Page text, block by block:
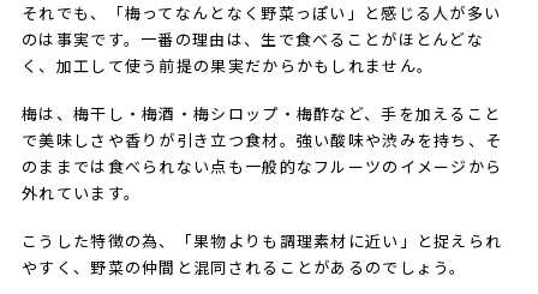
それでも、「梅ってなんとなく野菜っぽい」と感じる人が多い
のは事実です。一番の理由は、生で食べることがほとんどな
く、加工して使う前提の果実だからかもしれません。
梅は、梅干し・梅酒・梅シロップ・梅酢など、手を加えること
で美味しさや香りが引き立つ食材。強い酸味や渋みを持ち、そ
のままでは食べられない点も一般的なフルーツのイメージから
外れています。
こうした特徴の為、「果物よりも調理素材に近い」と捉えられ
やすく、野菜の仲間と混同されることがあるのでしょう。